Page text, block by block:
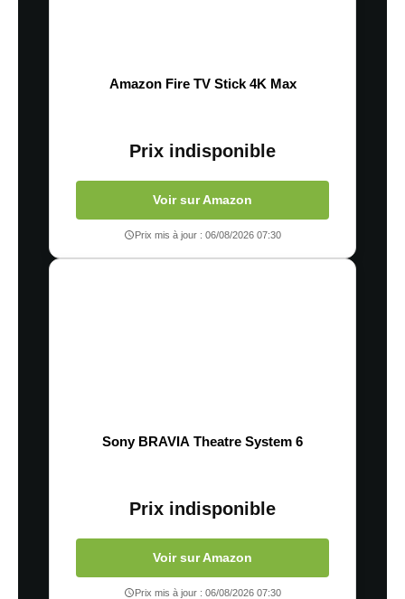
Amazon Fire TV Stick 4K Max
Prix indisponible
Voir sur Amazon
Prix mis à jour : 06/08/2026 07:30
Sony BRAVIA Theatre System 6
Prix indisponible
Voir sur Amazon
Prix mis à jour : 06/08/2026 07:30